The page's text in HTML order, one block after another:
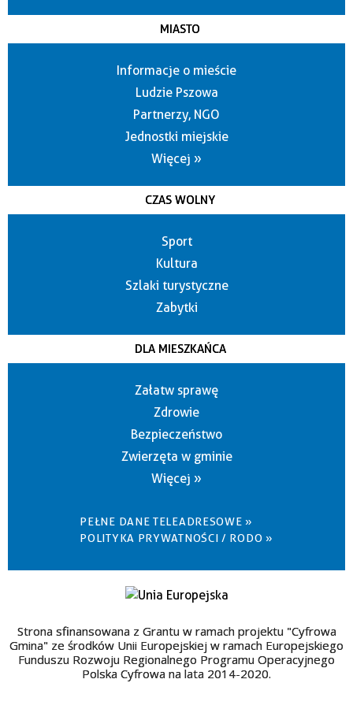
MIASTO
Informacje o mieście
Ludzie Pszowa
Partnerzy, NGO
Jednostki miejskie
Więcej »
CZAS WOLNY
Sport
Kultura
Szlaki turystyczne
Zabytki
DLA MIESZKAŃCA
Załatw sprawę
Zdrowie
Bezpieczeństwo
Zwierzęta w gminie
Więcej »
PEŁNE DANE TELEADRESOWE »
POLITYKA PRYWATNOŚCI / RODO »
Strona sfinansowana z Grantu w ramach projektu "Cyfrowa
Gmina" ze środków Unii Europejskiej w ramach Europejskiego
Funduszu Rozwoju Regionalnego Programu Operacyjnego
Polska Cyfrowa na lata 2014-2020.